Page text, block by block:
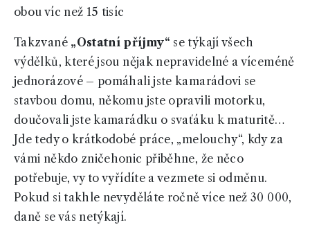
obou víc než 15 tisíc
Takzvané „Ostatní příjmy“ se týkají všech
výdělků, které jsou nějak nepravidelné a víceméně
jednorázové – pomáhali jste kamarádovi se
stavbou domu, někomu jste opravili motorku,
doučovali jste kamarádku o svaťáku k maturitě…
Jde tedy o krátkodobé práce, „melouchy“, kdy za
vámi někdo zničehonic přiběhne, že něco
potřebuje, vy to vyřídíte a vezmete si odměnu.
Pokud si takhle nevyděláte ročně více než 30 000,
daně se vás netýkají.